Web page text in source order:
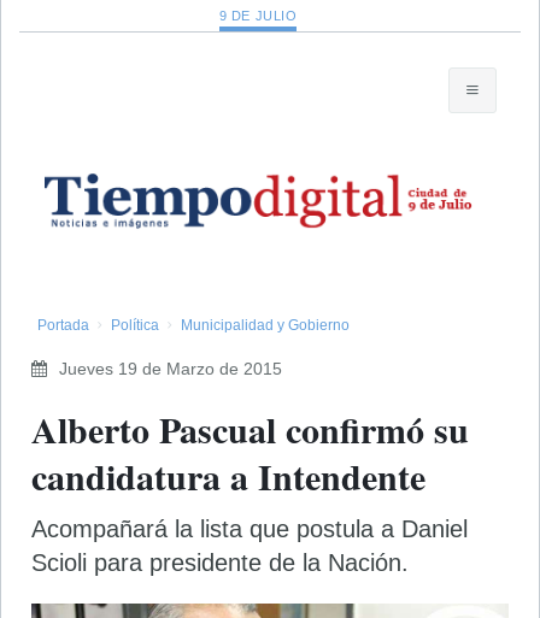
9 DE JULIO
Portada Política Municipalidad y Gobierno
Jueves 19 de Marzo de 2015
Alberto Pascual confirmó su
candidatura a Intendente
Acompañará la lista que postula a Daniel
Scioli para presidente de la Nación.